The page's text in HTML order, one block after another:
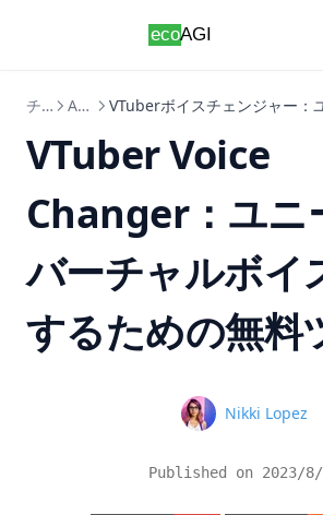
長期記憶ChatGPT？LTM-1：トークン500
Comprehensive Guide
What Is Elif in Python - Explained!
What is Boolean in Python?
What is Do Nothing in Python?
Statement
What is Parsing in Python - Explained!
チュートリアル AIGC VTuberボイスチェンジャー：
VTuber Voice
Changer：ユニ
バーチャルボイ
するための無料
Name
Nikki Lopez
Published on 2023/